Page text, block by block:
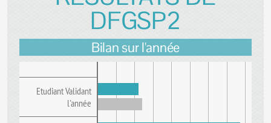
DFGSP2
Bilan sur l'année
Etudiant Validant
l'année